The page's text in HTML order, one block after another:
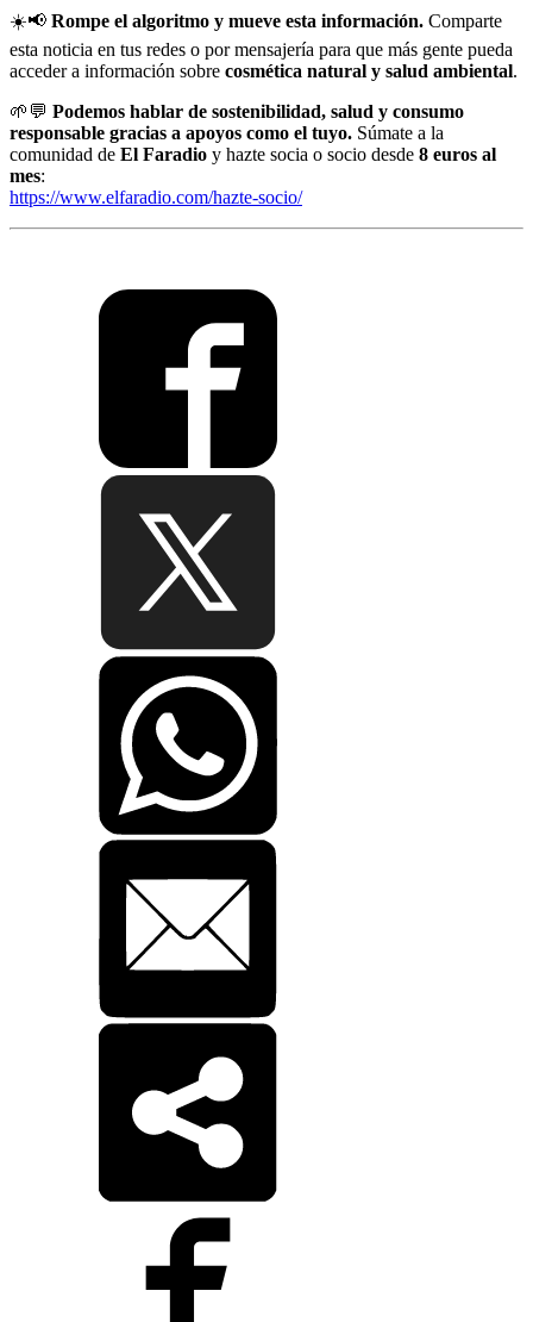
☀️📢 Rompe el algoritmo y mueve esta información. Comparte
esta noticia en tus redes o por mensajería para que más gente pueda
acceder a información sobre cosmética natural y salud ambiental.
🌱💬 Podemos hablar de sostenibilidad, salud y consumo
responsable gracias a apoyos como el tuyo. Súmate a la
comunidad de El Faradio y hazte socia o socio desde 8 euros al
mes:
https://www.elfaradio.com/hazte-socio/